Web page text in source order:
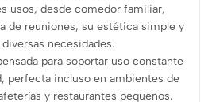
usos, desde comedor familiar,
de reuniones, su estética simple y
necesidades.
para soportar uso constante
perfecta incluso en ambientes de
y restaurantes pequeños.